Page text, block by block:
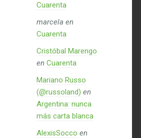
Cuarenta
marcela en
Cuarenta
Cristóbal Marengo
en Cuarenta
Mariano Russo
(@russoland) en
Argentina: nunca
más carta blanca
AlexisSocco en